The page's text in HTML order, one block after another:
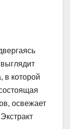
в которой
освежает